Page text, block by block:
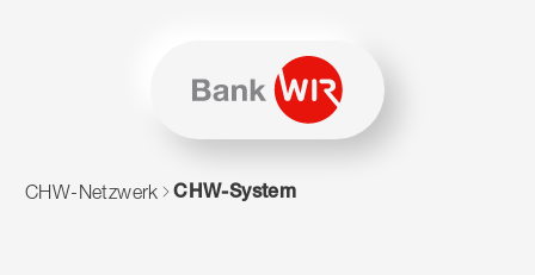
Zum Navigieren dieser Seite wird JavaScript benötigt.
CHW-Netzwerk CHW-System